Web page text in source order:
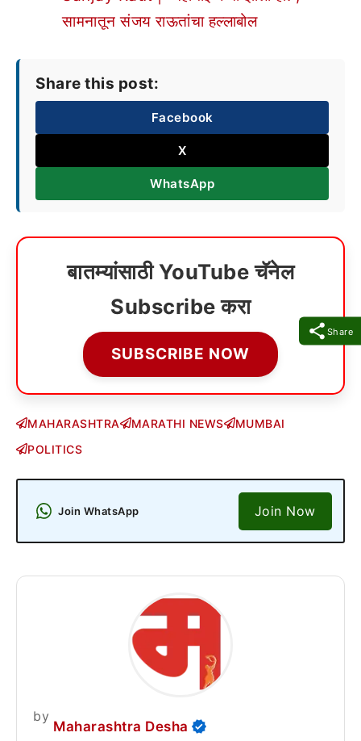
Share
सामनातून संजय राऊतांचा हल्लाबोल
Share this post:
Facebook
X
WhatsApp
बातम्यांसाठी YouTube चॅनेल
Subscribe करा
SUBSCRIBE NOW
MAHARASHTRA MARATHI NEWS
MUMBAI
POLITICS
Join WhatsApp Join Now
by
Maharashtra Desha